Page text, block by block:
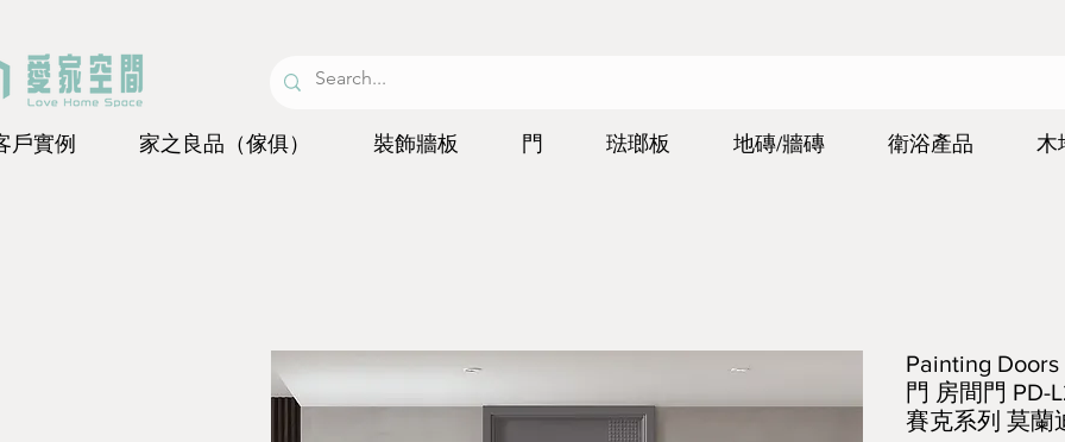
戶實例 家之良品（傢俱） 裝飾牆板 門 琺瑯板 地磚/牆磚 衛浴產品 木
Painting
門 房間門 PD-
賽克系列 莫蘭